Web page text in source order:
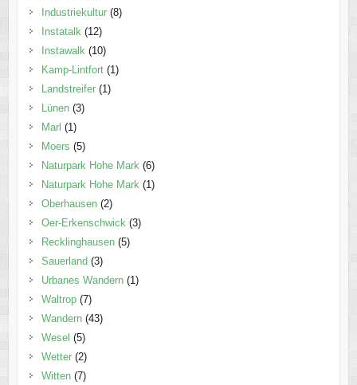
Industriekultur(8)
Instatalk (12)
Instawalk (10)
Kamp-Lintfort(1)
Landstreifer(1)
Lünen(3)
Marl (1)
Moers (5)
Naturpark Hohe Mark (6)
Naturpark Hohe Mark (1)
Oberhausen(2)
Oer-Erkenschwick (3)
Recklinghausen(5)
Sauerland(3)
Urbanes Wandern(1)
Waltrop(7)
Wandern(43)
Wesel (5)
Wetter(2)
Witten(7)